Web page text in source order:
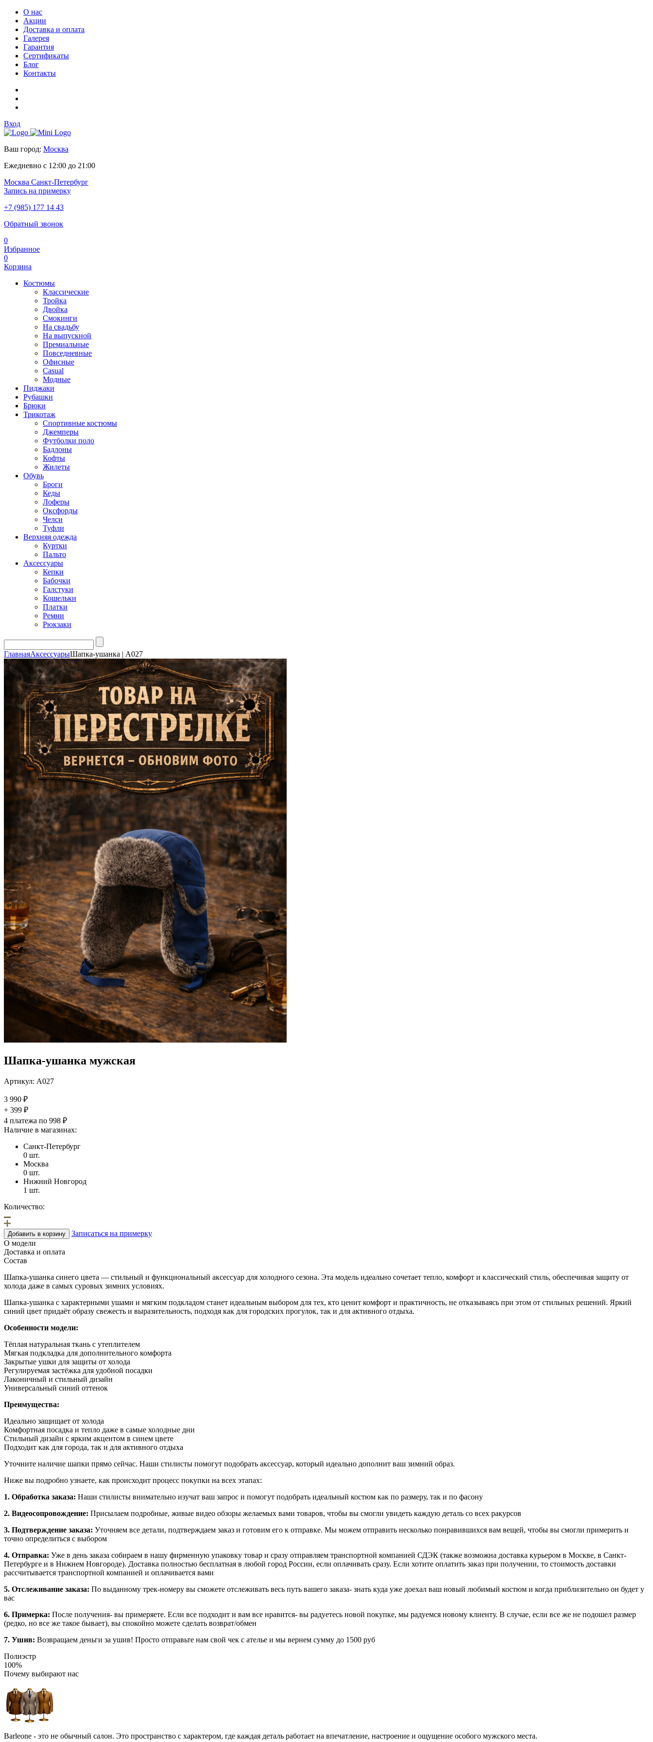
О нас
Акции
Доставка и оплата
Галерея
Гарантия
Сертификаты
Блог
Контакты
Вход
Ваш город: Москва
Ежедневно с 12:00 до 21:00
Москва Санкт-Петербург
Запись на примерку
+7 (985) 177 14 43
Обратный звонок
0
Избранное
0
Корзина
Костюмы
Классические
Тройка
Двойка
Смокинги
На свадьбу
На выпускной
Премиальные
Повседневные
Офисные
Casual
Модные
Пиджаки
Рубашки
Брюки
Трикотаж
Спортивные костюмы
Джемперы
Футболки поло
Бадлоны
Кофты
Жилеты
Обувь
Броги
Кеды
Лоферы
Оксфорды
Челси
Туфли
Верхняя одежда
Куртки
Пальто
Аксессуары
Кепки
Бабочки
Галстуки
Кошельки
Платки
Ремни
Рюкзаки
ГлавнаяАксессуарыШапка-ушанка | А027
Шапка-ушанка мужская
Артикул: А027
3 990 ₽
+ 399 ₽
4 платежа по 998 ₽
Наличие в магазинах:
Санкт-Петербург
0 шт.
Москва
0 шт.
Нижний Новгород
1 шт.
Количество:
Добавить в корзину
Записаться на примерку
О модели
Доставка и оплата
Состав
Шапка-ушанка синего цвета — стильный и функциональный аксессуар для холодного сезона. Эта модель идеально сочетает тепло, комфорт и классический стиль, обеспечивая защиту от
холода даже в самых суровых зимних условиях.
Шапка-ушанка с характерными ушами и мягким подкладом станет идеальным выбором для тех, кто ценит комфорт и практичность, не отказываясь при этом от стильных решений. Яркий
синий цвет придаёт образу свежесть и выразительность, подходя как для городских прогулок, так и для активного отдыха.
Особенности модели:
Тёплая натуральная ткань с утеплителем
Мягкая подкладка для дополнительного комфорта
Закрытые ушки для защиты от холода
Регулируемая застёжка для удобной посадки
Лаконичный и стильный дизайн
Универсальный синий оттенок
Преимущества:
Идеально защищает от холода
Комфортная посадка и тепло даже в самые холодные дни
Стильный дизайн с ярким акцентом в синем цвете
Подходит как для города, так и для активного отдыха
Уточните наличие шапки прямо сейчас. Наши стилисты помогут подобрать аксессуар, который идеально дополнит ваш зимний образ.
Ниже вы подробно узнаете, как происходит процесс покупки на всех этапах:
1. Обработка заказа: Наши стилисты внимательно изучат ваш запрос и помогут подобрать идеальный костюм как по размеру, так и по фасону
2. Видеосопровождение: Присылаем подробные, живые видео обзоры желаемых вами товаров, чтобы вы смогли увидеть каждую деталь со всех ракурсов
3. Подтверждение заказа: Уточняем все детали, подтверждаем заказ и готовим его к отправке. Мы можем отправить несколько понравившихся вам вещей, чтобы вы смогли примерить и
точно определиться с выбором
4. Отправка: Уже в день заказа собираем в нашу фирменную упаковку товар и сразу отправляем транспортной компанией СДЭК (также возможна доставка курьером в Москве, в Санкт-
Петербурге и в Нижнем Новгороде). Доставка полностью бесплатная в любой город России, если оплачивать сразу. Если хотите оплатить заказ при получении, то стоимость доставки
рассчитывается транспортной компанией и оплачивается вами
5. Отслеживание заказа: По выданному трек-номеру вы сможете отслеживать весь путь вашего заказа- знать куда уже доехал ваш новый любимый костюм и когда приблизительно он будет у
вас
6. Примерка: После получения- вы примеряете. Если все подходит и вам все нравится- вы радуетесь новой покупке, мы радуемся новому клиенту. В случае, если все же не подошел размер
(редко, но все же такое бывает), вы спокойно можете сделать возврат/обмен
7. Ушив: Возвращаем деньги за ушив! Просто отправьте нам свой чек с ателье и мы вернем сумму до 1500 руб
Полиэстр
100%
Почему выбирают нас
Barleone - это не обычный салон. Это пространство с характером, где каждая деталь работает на впечатление, настроение и ощущение особого мужского места.